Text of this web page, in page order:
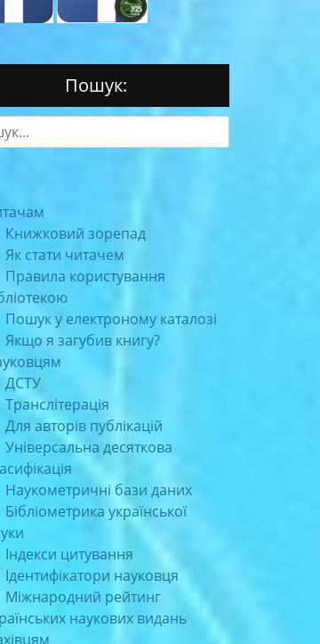
Пошук:
Книжковий зорепад
Як стати читачем
Правила користування
Пошук у електроному каталозі
Якщо я загубив книгу?
ДСТУ
Транслітерація
Для авторів публікацій
Універсальна десяткова
Наукометричні бази даних
Бібліометрика української
Індекси цитування
Ідентифікатори науковця
Міжнародний рейтинг
наукових видань